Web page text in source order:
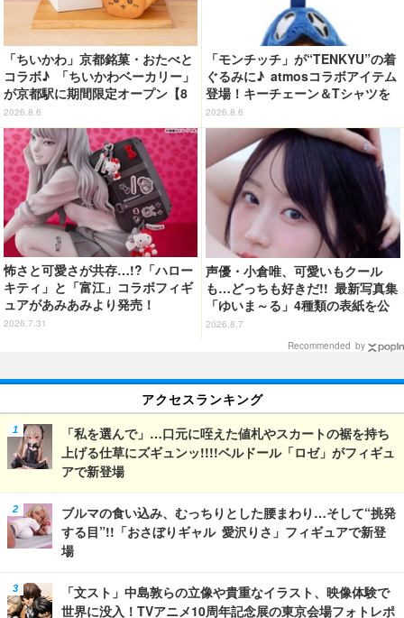
「ちいかわ」京都銘菓・おたべと
コラボ♪ 「ちいかわベーカリー」
が京都駅に期間限定オープン【8
月13日～】
2026.8.6
「モンチッチ」が“TENKYU”の着
ぐるみに♪ atmosコラボアイテム
登場！キーチェーン＆Tシャツを
展開
2026.8.6
怖さと可愛さが共存…!?「ハロー
キティ」と「富江」コラボフィギ
ュアがあみあみより発売！
2026.7.31
声優・小倉唯、可愛いもクール
も…どっちも好きだ!! 最新写真集
「ゆいま～る」4種類の表紙を公
開！「成長した私の姿を楽しんで
2026.8.7
Recommended by
アクセスランキング
「私を選んで」…口元に咥えた値札やスカートの裾を持ち
上げる仕草にズギュンッ!!!!ベルドール「ロゼ」がフィギュ
アで新登場
ブルマの食い込み、むっちりとした腰まわり…そして“挑発
する目”!!「おさぼりギャル 愛沢りさ」フィギュアで新登
場
「文スト」中島敦らの立像や貴重なイラスト、映像体験で
世界に没入！TVアニメ10周年記念展の東京会場フォトレポ